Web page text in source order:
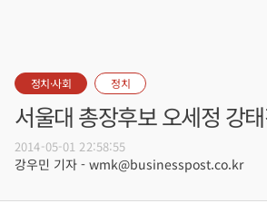
정치·사회 정치
서울대 총장후보 오세정 강
2014-05-01 22:58:55
강우민 기자 - wmk@businesspost.co.kr